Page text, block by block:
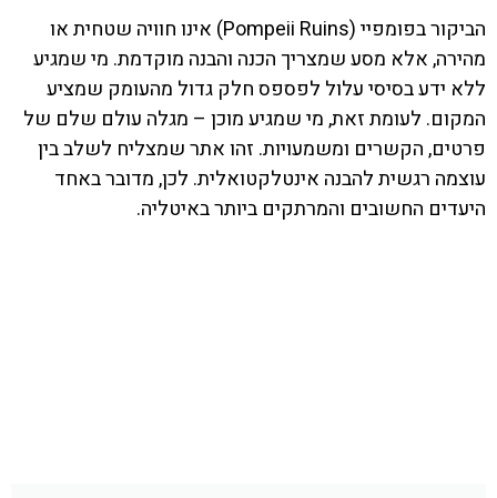
הביקור בפומפיי (Pompeii Ruins) אינו חוויה שטחית או
מהירה, אלא מסע שמצריך הכנה והבנה מוקדמת. מי שמגיע
ללא ידע בסיסי עלול לפספס חלק גדול מהעומק שמציע
המקום. לעומת זאת, מי שמגיע מוכן – מגלה עולם שלם של
פרטים, הקשרים ומשמעויות. זהו אתר שמצליח לשלב בין
עוצמה רגשית להבנה אינטלקטואלית. לכן, מדובר באחד
היעדים החשובים והמרתקים ביותר באיטליה.